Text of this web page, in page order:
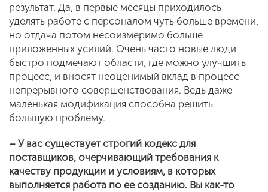
результат. Да, в первые месяцы приходилось
уделять работе с персоналом чуть больше времени,
но отдача потом несоизмеримо больше
приложенных усилий. Очень часто новые люди
быстро подмечают области, где можно улучшить
процесс, и вносят неоценимый вклад в процесс
непрерывного совершенствования. Ведь даже
маленькая модификация способна решить
большую проблему.
– У вас существует строгий кодекс для
поставщиков, очерчивающий требования к
качеству продукции и условиям, в которых
выполняется работа по ее созданию. Вы как-то